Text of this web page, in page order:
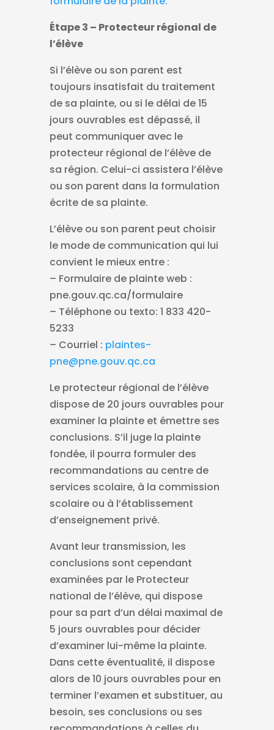
Étape 3 – Protecteur régional de
l’élève
Si l’élève ou son parent est
toujours insatisfait du traitement
de sa plainte, ou si le délai de 15
jours ouvrables est dépassé, il
peut communiquer avec le
protecteur régional de l’élève de
sa région. Celui-ci assistera l’élève
ou son parent dans la formulation
écrite de sa plainte.
L’élève ou son parent peut choisir
le mode de communication qui lui
convient le mieux entre :
– Formulaire de plainte web :
pne.gouv.qc.ca/formulaire
– Téléphone ou texto: 1 833 420-
5233
– Courriel : plaintes-
pne@pne.gouv.qc.ca
Le protecteur régional de l’élève
dispose de 20 jours ouvrables pour
examiner la plainte et émettre ses
conclusions. S’il juge la plainte
fondée, il pourra formuler des
recommandations au centre de
services scolaire, à la commission
scolaire ou à l’établissement
d’enseignement privé.
Avant leur transmission, les
conclusions sont cependant
examinées par le Protecteur
national de l’élève, qui dispose
pour sa part d’un délai maximal de
5 jours ouvrables pour décider
d’examiner lui-même la plainte.
Dans cette éventualité, il dispose
alors de 10 jours ouvrables pour en
terminer l’examen et substituer, au
besoin, ses conclusions ou ses